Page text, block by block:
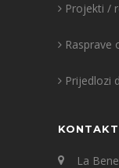
Projekti /
Rasprave
Prijedlozi
KONTAKT
La